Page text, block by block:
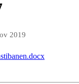
2019